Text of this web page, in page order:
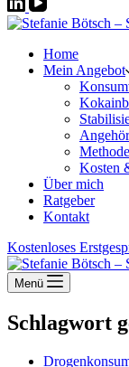
Home
Mein Angebot
Kosten
Über mich
Ratgeber
Kontakt
Kostenloses
Menü
Schlagwort